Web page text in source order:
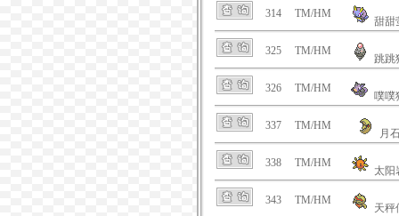
314 TM/HM
甜甜
325 TM/HM
跳跳
326 TM/HM
噗噗
337 TM/HM
月
338 TM/HM
太阳
343 TM/HM
天秤